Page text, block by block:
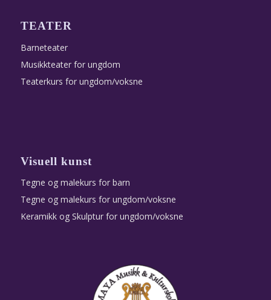
TEATER
Barneteater
Musikkteater for ungdom
Teaterkurs for ungdom/voksne
Visuell kunst
Tegne og malekurs for barn
Tegne og malekurs for ungdom/voksne
Keramikk og Skulptur for ungdom/voksne